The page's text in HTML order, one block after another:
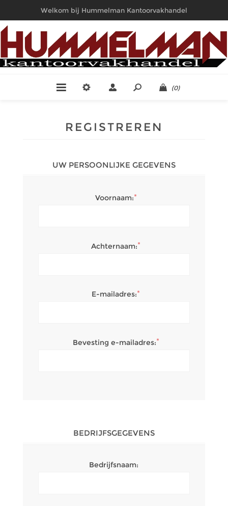
Welkom bij Hummelman Kantoorvakhandel
(0)
REGISTREREN
UW PERSOONLIJKE GEGEVENS
Voornaam:*
Achternaam:*
E-mailadres:*
Bevesting e-mailadres:*
BEDRIJFSGEGEVENS
Bedrijfsnaam: